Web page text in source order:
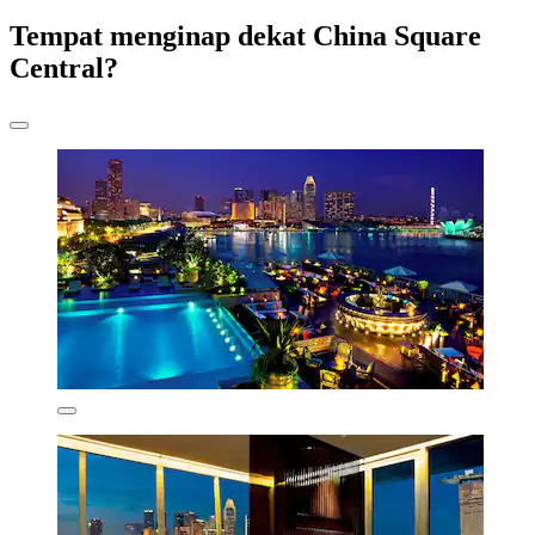
Tempat menginap dekat China Square
Central?